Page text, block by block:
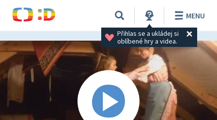
Přihlas se a ukládej si
oblíbené hry a videa.
MENU